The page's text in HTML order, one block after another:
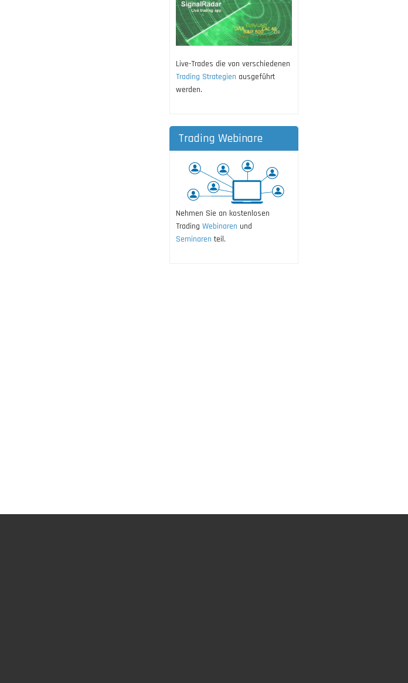
Live-Trades die von verschiedenen
Trading Strategien ausgeführt
werden.
Trading Webinare
Nehmen Sie an kostenlosen
Trading Webinaren und
Seminaren teil.